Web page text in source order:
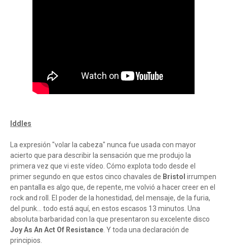
Iddles
La expresión "volar la cabeza" nunca fue usada con mayor
acierto que para describir la sensación que me produjo la
primera vez que vi este vídeo. Cómo explota todo desde el
primer segundo en que estos cinco chavales de Bristol irrumpen
en pantalla es algo que, de repente, me volvió a hacer creer en el
rock and roll. El poder de la honestidad, del mensaje, de la furia,
del punk... todo está aquí, en estos escasos 13 minutos. Una
absoluta barbaridad con la que presentaron su excelente disco
Joy As An Act Of Resistance. Y toda una declaración de
principios.